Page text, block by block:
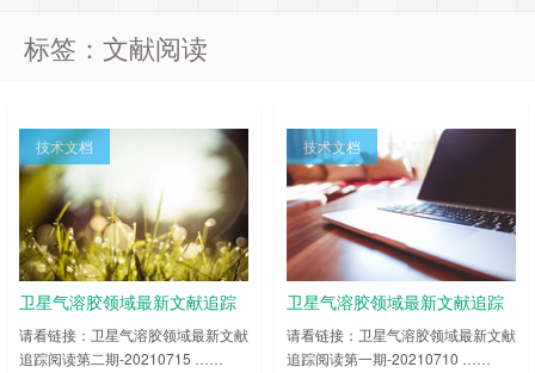
标签：文献阅读
技术文档
卫星气溶胶领域最新文献追踪
阅读第二期-20210715
请看链接：卫星气溶胶领域最新文献
追踪阅读第二期-20210715 ……
技术文档
卫星气溶胶领域最新文献追踪
阅读第一期-20210710
请看链接：卫星气溶胶领域最新文献
追踪阅读第一期-20210710 ……